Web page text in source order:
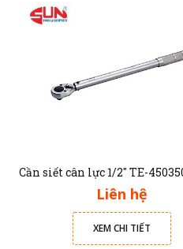
Liên hệ
XEM CHI TIẾT